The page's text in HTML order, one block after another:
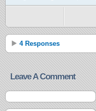
4 Responses
Leave A Comment